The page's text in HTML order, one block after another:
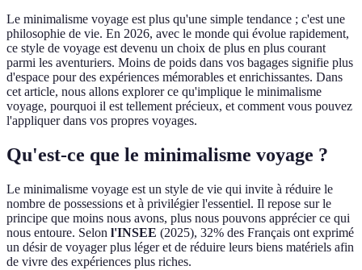
Le minimalisme voyage est plus qu'une simple tendance ; c'est une
philosophie de vie. En 2026, avec le monde qui évolue rapidement,
ce style de voyage est devenu un choix de plus en plus courant
parmi les aventuriers. Moins de poids dans vos bagages signifie plus
d'espace pour des expériences mémorables et enrichissantes. Dans
cet article, nous allons explorer ce qu'implique le minimalisme
voyage, pourquoi il est tellement précieux, et comment vous pouvez
l'appliquer dans vos propres voyages.
Qu'est-ce que le minimalisme voyage ?
Le minimalisme voyage est un style de vie qui invite à réduire le
nombre de possessions et à privilégier l'essentiel. Il repose sur le
principe que moins nous avons, plus nous pouvons apprécier ce qui
nous entoure. Selon l'INSEE (2025), 32% des Français ont exprimé
un désir de voyager plus léger et de réduire leurs biens matériels afin
de vivre des expériences plus riches.